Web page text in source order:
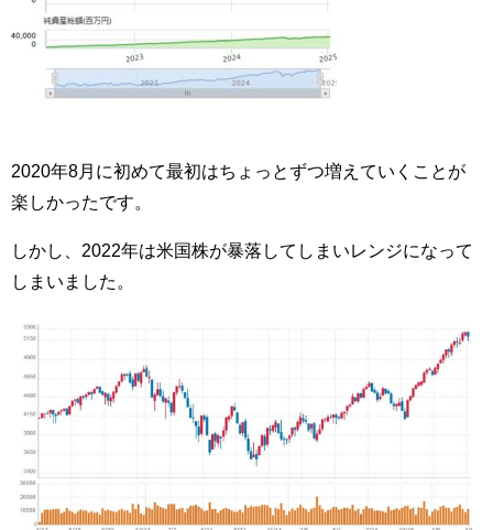
2020年8月に初めて最初はちょっとずつ増えていくことが
楽しかったです。
しかし、2022年は米国株が暴落してしまいレンジになって
しまいました。